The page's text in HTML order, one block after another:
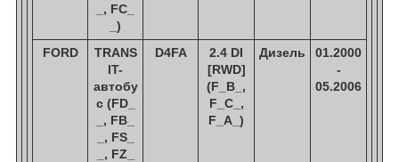
_, FC_
_)
FORD
TRANS
IT-
автобу
с (FD_
_, FB_
_, FS_
_, FZ_
D4FA
2.4 DI
[RWD]
(F_B_,
F_C_,
F_A_)
Дизель
01.2000
-
05.2006